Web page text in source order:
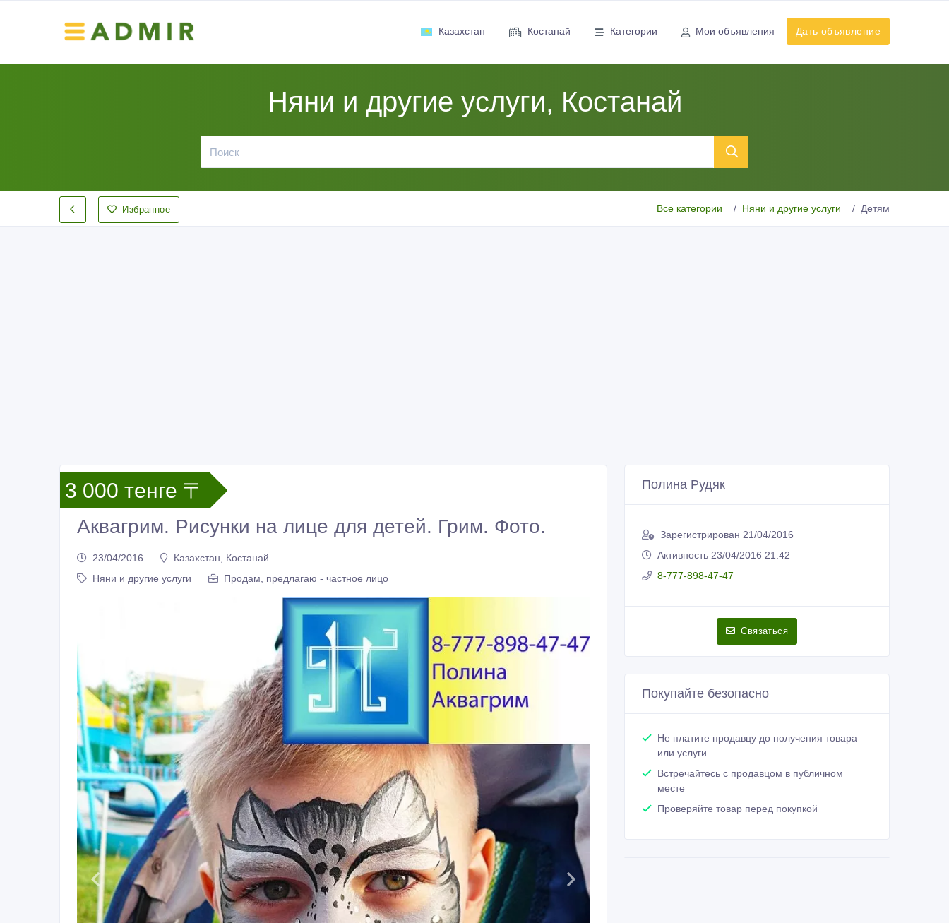
Казахстан Костанай Категории Мои объявления Дать объявление
Няни и другие услуги, Костанай
Избранное Все категории Няни и другие услуги Детям
3 000 тенге 〒
Аквагрим. Рисунки на лице для детей. Грим. Фото.
23/04/2016
Казахстан, Костанай
Няни и другие услуги
Продам, предлагаю - частное лицо
Полина Рудяк
Зарегистрирован 21/04/2016
Активность 23/04/2016 21:42
8-777-898-47-47
Связаться
Покупайте безопасно
Не платите продавцу до получения товара
или услуги
Встречайтесь с продавцом в публичном
месте
Проверяйте товар перед покупкой